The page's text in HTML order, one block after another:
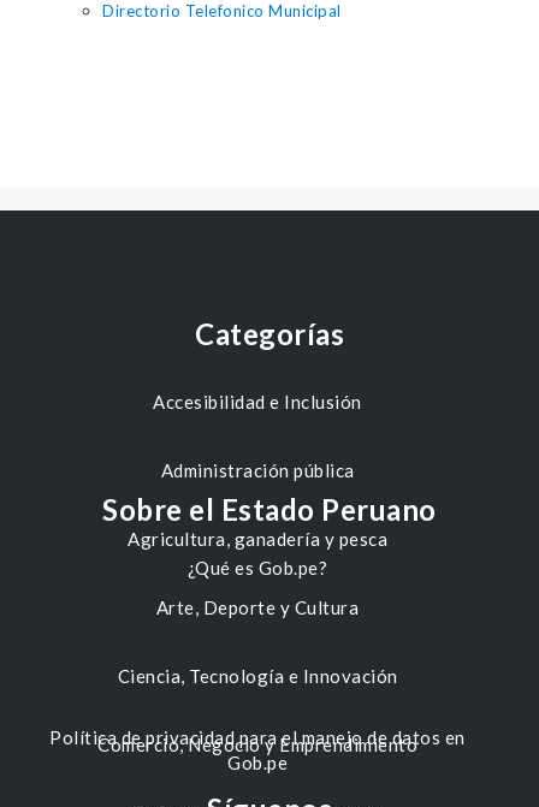
Directorio Telefonico Municipal
Categorías
Accesibilidad e Inclusión
Administración pública
Agricultura, ganadería y pesca
Arte, Deporte y Cultura
Ciencia, Tecnología e Innovación
Comercio, Negocio y Emprendimiento
Sobre el Estado Peruano
¿Qué es Gob.pe?
Política de privacidad para el manejo de datos en
Gob.pe